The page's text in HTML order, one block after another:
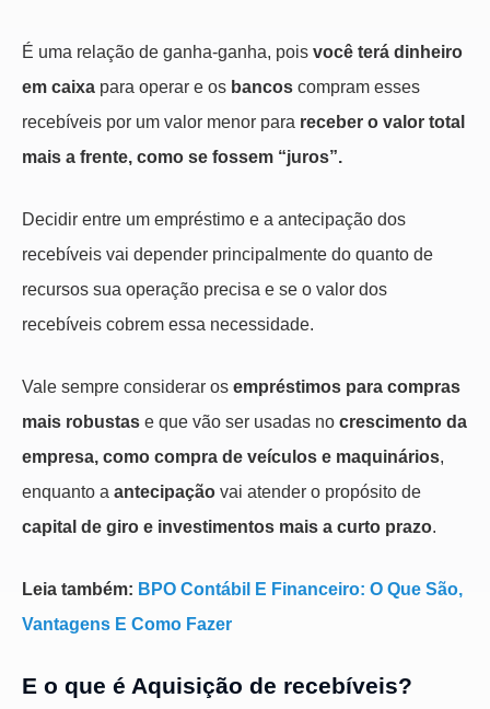
É uma relação de ganha-ganha, pois você terá dinheiro
em caixa para operar e os bancos compram esses
recebíveis por um valor menor para receber o valor total
mais a frente, como se fossem “juros”.
Decidir entre um empréstimo e a antecipação dos
recebíveis vai depender principalmente do quanto de
recursos sua operação precisa e se o valor dos
recebíveis cobrem essa necessidade.
Vale sempre considerar os empréstimos para compras
mais robustas e que vão ser usadas no crescimento da
empresa, como compra de veículos e maquinários,
enquanto a antecipação vai atender o propósito de
capital de giro e investimentos mais a curto prazo.
Leia também: BPO Contábil E Financeiro: O Que São,
Vantagens E Como Fazer
E o que é Aquisição de recebíveis?